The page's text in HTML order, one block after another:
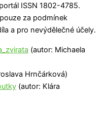
ISSN 1802-4785.
za podmínek
a pro nevýdělečné účely.
(autor: Michaela
Hrnčárková)
(autor: Klára